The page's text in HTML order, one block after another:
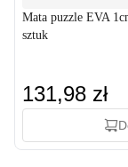
Mata puzzle EVA
sztuk
131,98 zł